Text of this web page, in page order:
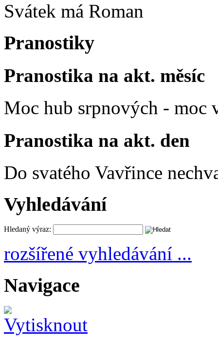
Svátek má Roman
Pranostiky
Pranostika na akt. měsíc
Moc hub srpnových - moc
Pranostika na akt. den
Do svatého Vavřince
Vyhledávání
Hledaný výraz:
rozšířené vyhledávání ...
Navigace